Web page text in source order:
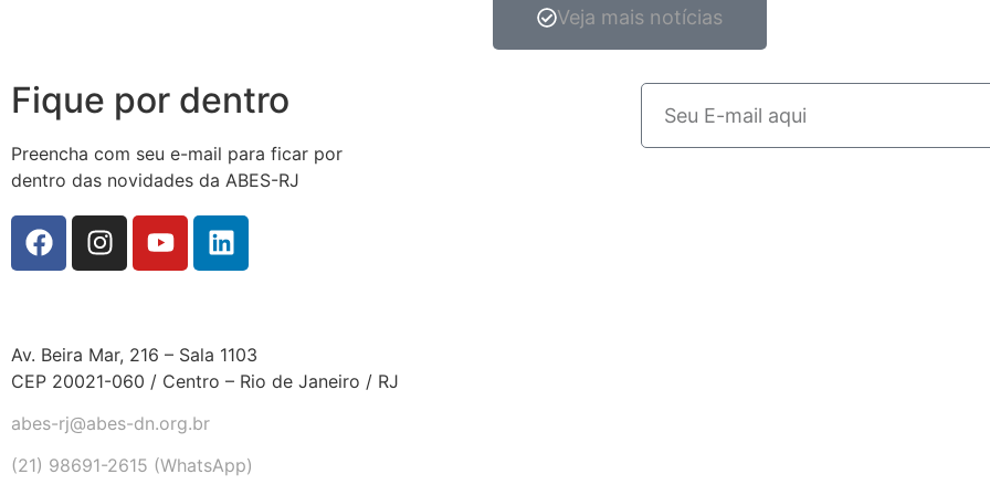
Veja mais notícias
Fique por dentro
Preencha com seu e-mail para ficar por
dentro das novidades da ABES-RJ
Av. Beira Mar, 216 – Sala 1103
CEP 20021-060 / Centro – Rio de Janeiro / RJ
abes-rj@abes-dn.org.br
(21) 98691-2615 (WhatsApp)